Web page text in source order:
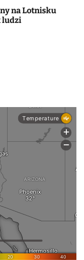
na Lotnisku
ludzi